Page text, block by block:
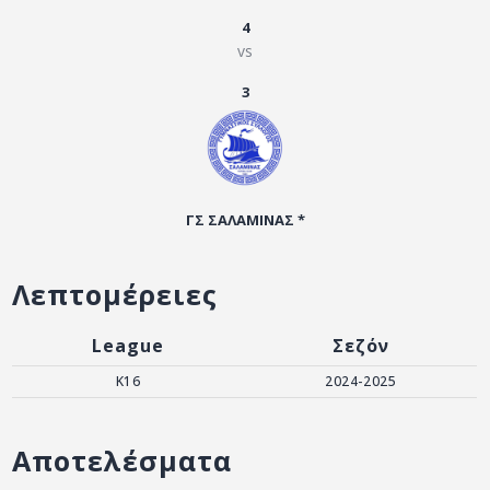
4
vs
3
ΓΣ ΣΑΛΑΜΙΝΑΣ *
Λεπτομέρειες
League Σεζόν
K16 2024-2025
Αποτελέσματα